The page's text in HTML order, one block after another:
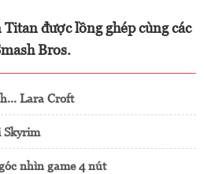
được lồng ghép cùng các
Bros.
Lara Croft
nhìn game 4 nút